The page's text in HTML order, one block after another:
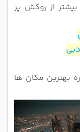
از روکش پر
بهترین مکان ها